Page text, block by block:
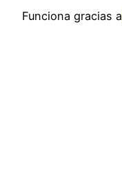
Funciona gracias a